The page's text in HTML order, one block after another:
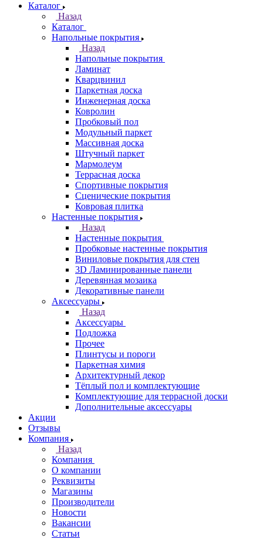
Каталог
Назад
Каталог
Напольные покрытия
Назад
Напольные покрытия
Ламинат
Кварцвинил
Паркетная доска
Инженерная доска
Ковролин
Пробковый пол
Модульный паркет
Массивная доска
Штучный паркет
Мармолеум
Террасная доска
Спортивные покрытия
Сценические покрытия
Ковровая плитка
Настенные покрытия
Назад
Настенные покрытия
Пробковые настенные покрытия
Виниловые покрытия для стен
3D Ламинированные панели
Деревянная мозаика
Декоративные панели
Аксессуары
Назад
Аксессуары
Подложка
Прочее
Плинтусы и пороги
Паркетная химия
Архитектурный декор
Тёплый пол и комплектующие
Комплектующие для террасной доски
Дополнительные аксессуары
Акции
Отзывы
Компания
Назад
Компания
О компании
Реквизиты
Магазины
Производители
Новости
Вакансии
Статьи